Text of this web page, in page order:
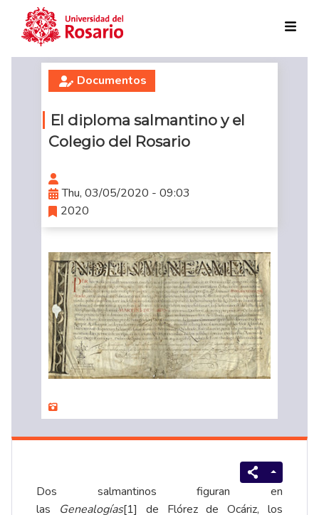
Skip to main content
Documentos
El diploma salmantino y el
Colegio del Rosario
Thu, 03/05/2020 - 09:03
2020
Dos salmantinos figuran en
las Genealogías[1] de Flórez de Ocáriz, los